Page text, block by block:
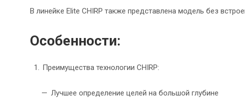
В линейке Elite CHIRP также представлена модель без
Особенности:
Преимущества технологии CHIRP:
Лучшее определение целей на большой глубине